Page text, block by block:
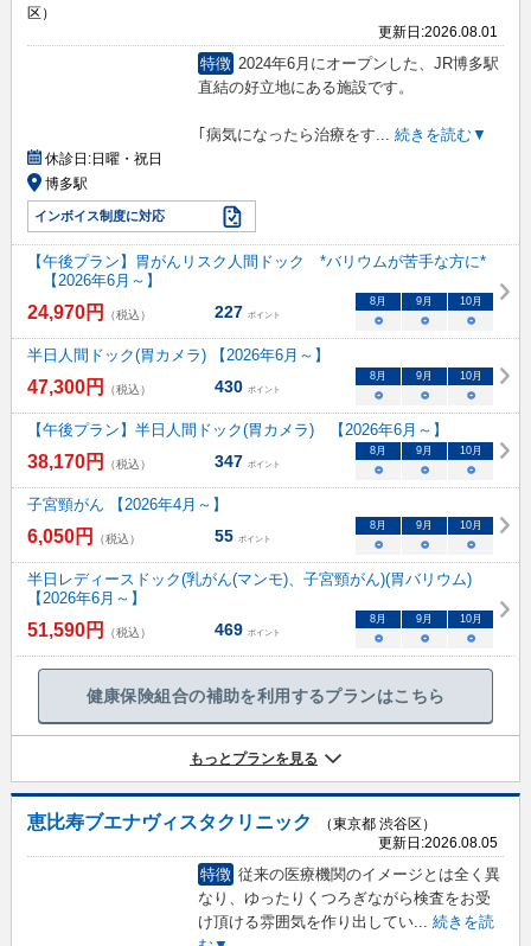
区）
更新日:2026.08.01
特徴 2024年6月にオープンした、JR博多駅
直結の好立地にある施設です。
｢病気になったら治療をす... 続きを読む▼
休診日:日曜・祝日
博多駅
インボイス制度に対応
【午後プラン】胃がんリスク人間ドック *バリウムが苦手な方に*
【2026年6月～】
24,970円 （税込） 227 ポイント
8月 9月 10月
○ ○ ○
半日人間ドック(胃カメラ) 【2026年6月～】
47,300円 （税込） 430 ポイント
8月 9月 10月
○ ○ ○
【午後プラン】半日人間ドック(胃カメラ) 【2026年6月～】
38,170円 （税込） 347 ポイント
8月 9月 10月
○ ○ ○
子宮頸がん 【2026年4月～】
6,050円 （税込） 55 ポイント
8月 9月 10月
○ ○ ○
半日レディースドック(乳がん(マンモ)、子宮頸がん)(胃バリウム)
【2026年6月～】
51,590円 （税込） 469 ポイント
8月 9月 10月
○ ○ ○
健康保険組合の補助を利用するプランはこちら
もっとプランを見る
恵比寿ブエナヴィスタクリニック
（東京都 渋谷区）
更新日:2026.08.05
特徴 従来の医療機関のイメージとは全く異
なり、ゆったりくつろぎながら検査をお受
け頂ける雰囲気を作り出してい...
続きを読